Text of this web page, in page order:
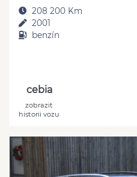
208 200 Km
2001
benzín
cebia
zobrazit
historii vozu